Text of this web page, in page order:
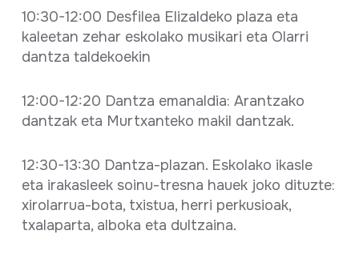
10:30-12:00 Desfilea Elizaldeko plaza eta
kaleetan zehar eskolako musikari eta Olarri
dantza taldekoekin
12:00-12:20 Dantza emanaldia: Arantzako
dantzak eta Murtxanteko makil dantzak.
12:30-13:30 Dantza-plazan. Eskolako ikasle
eta irakasleek soinu-tresna hauek joko dituzte:
xirolarrua-bota, txistua, herri perkusioak,
txalaparta, alboka eta dultzaina.